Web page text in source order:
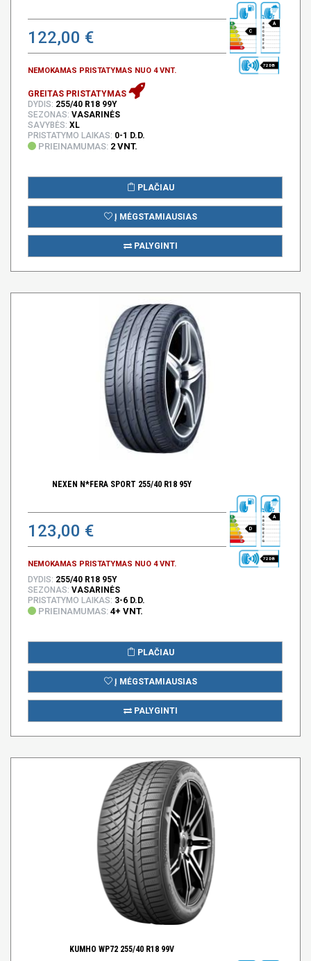
122,00 €
NEMOKAMAS PRISTATYMAS NUO 4 VNT.
C
A
72 DB
GREITAS PRISTATYMAS
DYDIS: 255/40 R18 99Y
SEZONAS: VASARINĖS
SAVYBĖS: XL
PRISTATYMO LAIKAS: 0-1 D.D.
PRIEINAMUMAS: 2 VNT.
PLAČIAU
Į MĖGSTAMIAUSIAS
PALYGINTI
NEXEN N*FERA SPORT 255/40 R18 95Y
123,00 €
NEMOKAMAS PRISTATYMAS NUO 4 VNT.
D
A
72 DB
DYDIS: 255/40 R18 95Y
SEZONAS: VASARINĖS
PRISTATYMO LAIKAS: 3-6 D.D.
PRIEINAMUMAS: 4+ VNT.
PLAČIAU
Į MĖGSTAMIAUSIAS
PALYGINTI
KUMHO WP72 255/40 R18 99V